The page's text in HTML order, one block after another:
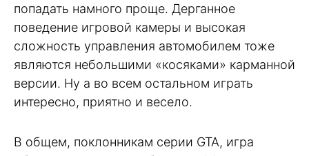
попадать намного проще. Дерганное
поведение игровой камеры и высокая
сложность управления автомобилем тоже
являются небольшими «косяками» карманной
версии. Ну а во всем остальном играть
интересно, приятно и весело.
В общем, поклонникам серии GTA, игра